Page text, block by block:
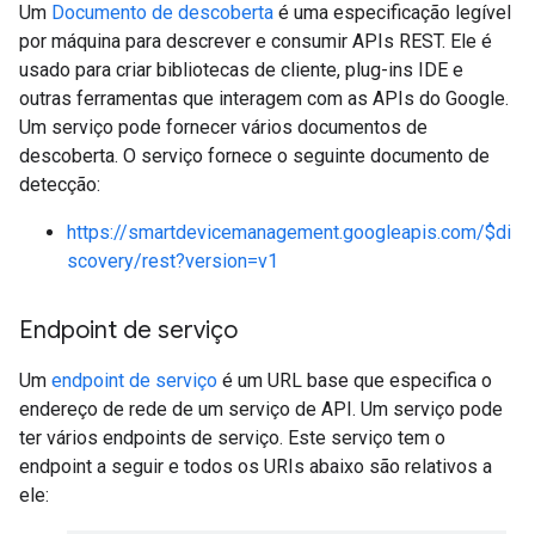
Um Documento de descoberta é uma especificação legível
por máquina para descrever e consumir APIs REST. Ele é
usado para criar bibliotecas de cliente, plug-ins IDE e
outras ferramentas que interagem com as APIs do Google.
Um serviço pode fornecer vários documentos de
descoberta. O serviço fornece o seguinte documento de
detecção:
https://smartdevicemanagement.googleapis.com/$di
scovery/rest?version=v1
Endpoint de serviço
Um endpoint de serviço é um URL base que especifica o
endereço de rede de um serviço de API. Um serviço pode
ter vários endpoints de serviço. Este serviço tem o
endpoint a seguir e todos os URIs abaixo são relativos a
ele: